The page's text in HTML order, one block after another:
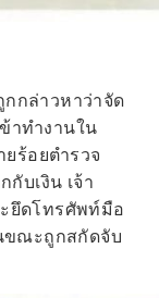
กล่าวหาว่าจัด
าทำงานใน
ยร้อยตำรวจ
กับเงิน เจ้า
ยึดโทรศัพท์มือ
ขณะถูกสกัดจับ